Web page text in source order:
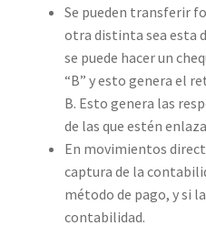
Se pueden transferir
otra distinta sea esta
se puede hacer un
“B” y esto genera el
B. Esto genera las
de las que estén
En movimientos
captura de la
método de pago, y si
contabilidad.